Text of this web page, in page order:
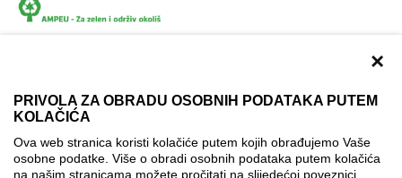
×
PRIVOLA ZA OBRADU OSOBNIH PODATAKA PUTEM
KOLAČIĆA
Ova web stranica koristi kolačiće putem kojih obrađujemo Vaše
osobne podatke. Više o obradi osobnih podataka putem kolačića
na našim stranicama možete pročitati na slijedećoj poveznici
Izjava o pristupačnosti